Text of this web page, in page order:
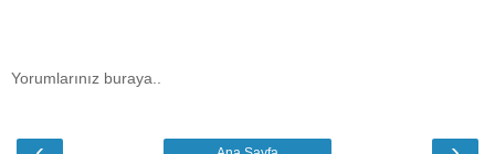
Yorumlarınız buraya..